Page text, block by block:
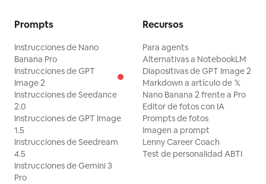
Prompts
Instrucciones de Nano
Banana Pro
Instrucciones de GPT
Image 2
Instrucciones de Seedance
2.0
Instrucciones de GPT Image
1.5
Instrucciones de Seedream
4.5
Instrucciones de Gemini 3
Pro
Recursos
Para agents
Alternativas a NotebookLM
Diapositivas de GPT Image 2
Markdown a artículo de 𝕏
Nano Banana 2 frente a Pro
Editor de fotos con IA
Prompts de fotos
Imagen a prompt
Lenny Career Coach
Test de personalidad ABTI